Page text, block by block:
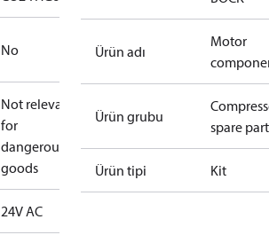
No
Not relevant
for
dangerous
goods
24V AC
Ürün adı
Motor
Ürün grubu
spare
Ürün tipi Kit